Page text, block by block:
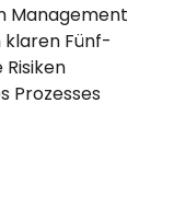
Management
Fünf-
Risiken
Prozesses